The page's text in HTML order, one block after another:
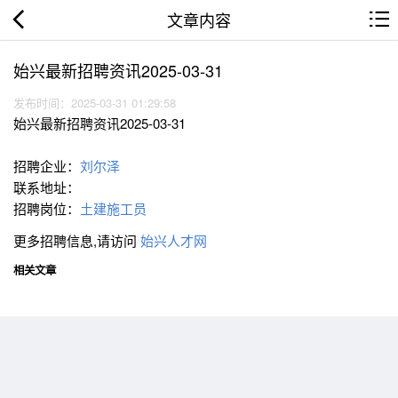
文章内容
始兴最新招聘资讯2025-03-31
发布时间：2025-03-31 01:29:58
始兴最新招聘资讯2025-03-31
招聘企业： 刘尔泽
联系地址：
招聘岗位： 土建施工员
更多招聘信息,请访问 始兴人才网
相关文章